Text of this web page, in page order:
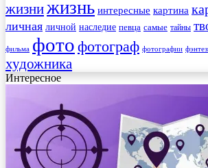
жизнижизнь интересные картина
личная личной наследие певца самые тайны
фильма фото фотограф фотографии
художника
Интересное